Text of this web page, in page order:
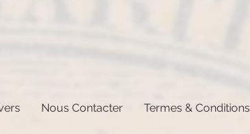
Nous Contacter Termes & Conditions